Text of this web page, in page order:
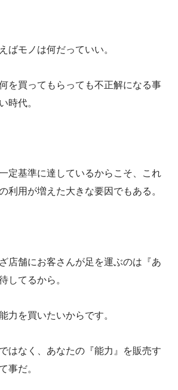
ばモノは何だっていい。
を買ってもらっても不正解になる事
時代。
定基準に達しているからこそ、これ
利用が増えた大きな要因でもある。
店舗にお客さんが足を運ぶのは『あ
してるから。
力を買いたいからです。
はなく、あなたの『能力』を販売す
事だ。